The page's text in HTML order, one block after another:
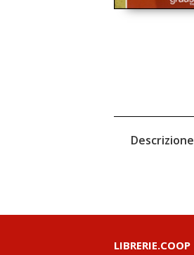
Descrizione
LIBRERIE.COOP